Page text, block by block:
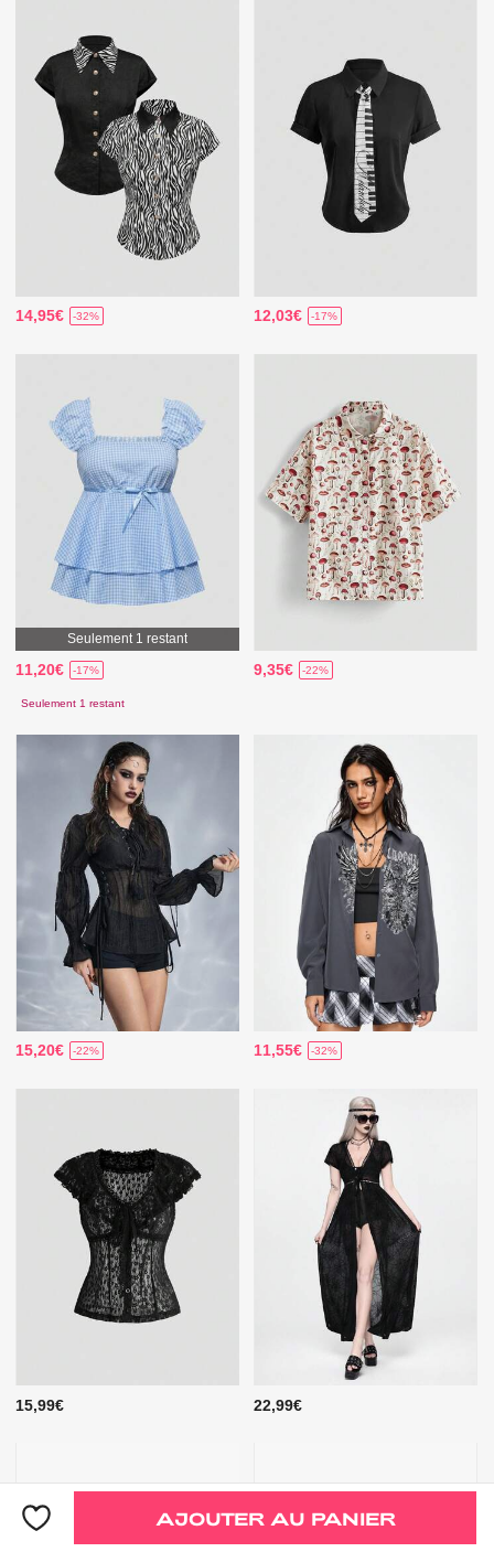
14,95€ -32% 12,03€ -17%
Seulement 1 restant
11,20€ -17%
Seulement 1 restant
9,35€ -22%
15,20€ -22% 11,55€ -32%
15,99€ 22,99€
AJOUTER AU PANIER